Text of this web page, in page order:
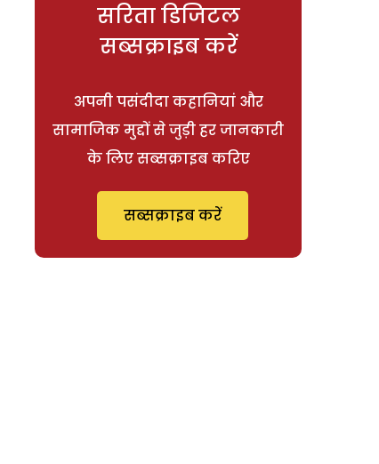
सरिता डिजिटल
सब्सक्राइब करें
अपनी पसंदीदा कहानियां और
सामाजिक मुद्दों से जुड़ी हर जानकारी
के लिए सब्सक्राइब करिए
सब्सक्राइब करें